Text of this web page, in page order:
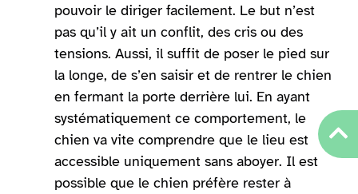
pouvoir le diriger facilement. Le but n’est
pas qu’il y ait un conflit, des cris ou des
tensions. Aussi, il suffit de poser le pied sur
la longe, de s’en saisir et de rentrer le chien
en fermant la porte derrière lui. En ayant
systématiquement ce comportement, le
chien va vite comprendre que le lieu est
accessible uniquement sans aboyer. Il est
possible que le chien préfère rester à